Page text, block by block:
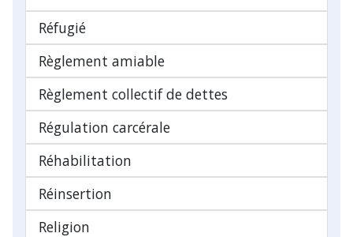
Réfugié
Règlement amiable
Règlement collectif de dettes
Régulation carcérale
Réhabilitation
Réinsertion
Religion